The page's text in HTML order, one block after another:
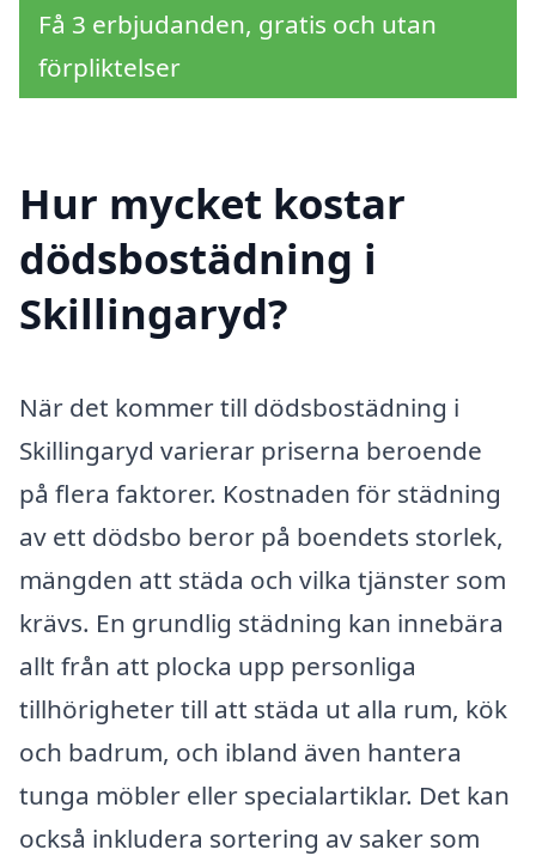
Få 3 erbjudanden, gratis och utan
förpliktelser
Hur mycket kostar
dödsbostädning i
Skillingaryd?
När det kommer till dödsbostädning i
Skillingaryd varierar priserna beroende
på flera faktorer. Kostnaden för städning
av ett dödsbo beror på boendets storlek,
mängden att städa och vilka tjänster som
krävs. En grundlig städning kan innebära
allt från att plocka upp personliga
tillhörigheter till att städa ut alla rum, kök
och badrum, och ibland även hantera
tunga möbler eller specialartiklar. Det kan
också inkludera sortering av saker som